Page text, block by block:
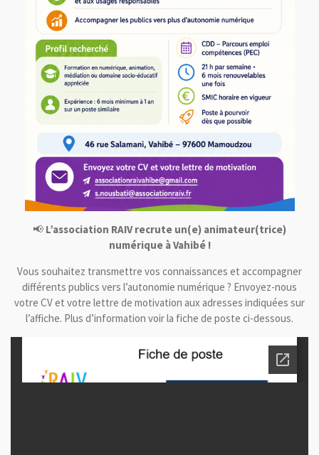
📢 L’association RAIV recrute un(e) animateur(trice)
numérique à Vahibé !
Vous souhaitez transmettre vos connaissances et accompagner
différents publics vers l’autonomie numérique ? Envoyez-nous
votre CV et votre lettre de motivation aux adresses indiquées sur
l’affiche. Plus d’information voir la fiche de poste ci-dessous.